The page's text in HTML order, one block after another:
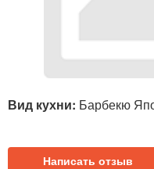
Вид кухни: Барбекю
Написать отзыв